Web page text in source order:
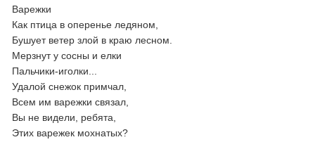
Варежки
Как птица в оперенье ледяном,
Бушует ветер злой в краю лесном.
Мерзнут у сосны и елки
Пальчики-иголки...
Удалой снежок примчал,
Всем им варежки связал,
Вы не видели, ребята,
Этих варежек мохнатых?